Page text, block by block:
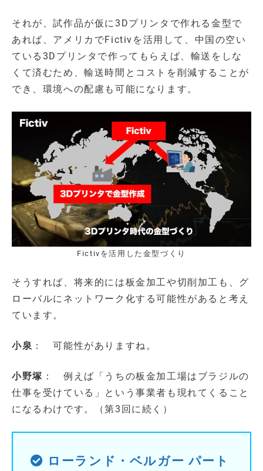
それが、試作品が仮に3Dプリンタで作れる金型で
あれば、アメリカでFictivを活用して、中国の空い
ている3Dプリンタで作ってもらえば、輸送をしな
くて済むため、輸送時間とコストを削減することが
でき、環境への配慮も可能になります。
Fictivを活用した金型づくり
そうすれば、将来的には板金加工や切削加工も、グ
ローバルにネットワーク化する可能性があると考え
ています。
小泉 ： 可能性がありますね。
小野塚 ： 例えば「うちの板金加工場はブラジルの
仕事を受けている」という事業者も現れてくること
になるわけです。（第3回に続く）
ローランド・ベルガー パート